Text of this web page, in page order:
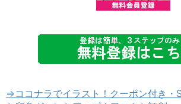
⇒ココナラでイラスト！クーポン付き・